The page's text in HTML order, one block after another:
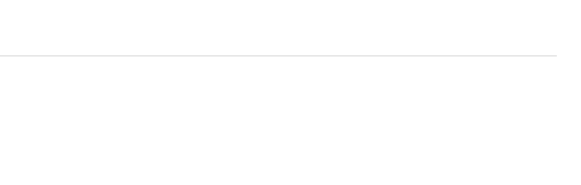
stateflow